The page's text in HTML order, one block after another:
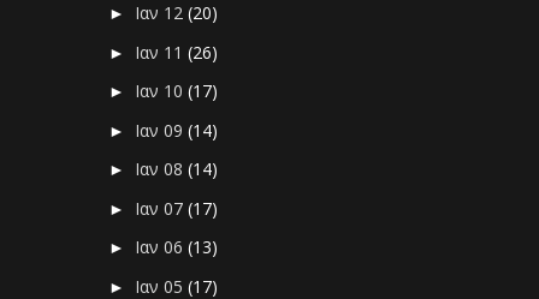
► Ιαν 12(20)
► Ιαν 11(26)
► Ιαν 10(17)
► Ιαν 09(14)
► Ιαν 08(14)
► Ιαν 07(17)
► Ιαν 06(13)
► Ιαν 05(17)